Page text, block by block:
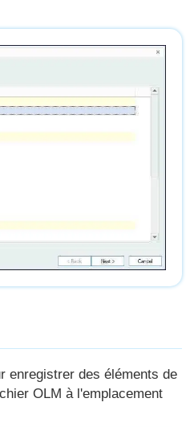
enregistrer des éléments de
OLM à l'emplacement